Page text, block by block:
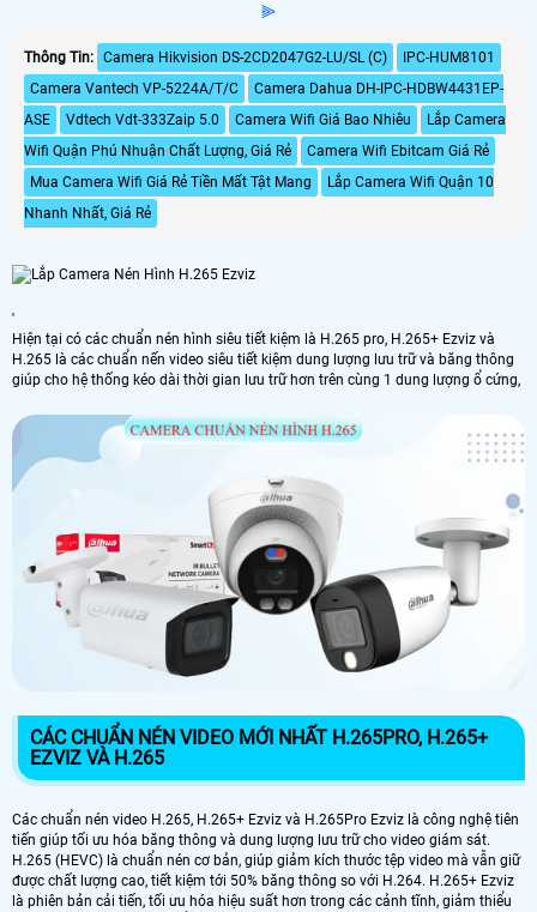
⫸
Thông Tin: Camera Hikvision DS-2CD2047G2-LU/SL (C)
IPC-HUM8101
Camera Vantech VP-5224A/T/C
Camera Dahua DH-IPC-HDBW4431EP-
ASE
Vdtech Vdt-333Zaip 5.0 Camera Wifi Giá Bao Nhiêu
Lắp Camera
Wifi Quận Phú Nhuận Chất Lượng, Giá Rẻ
Camera Wifi Ebitcam Giá Rẻ
Mua Camera Wifi Giá Rẻ Tiền Mất Tật Mang
Lắp Camera Wifi Quận 10
Nhanh Nhất, Giá Rẻ
'
Hiện tại có các chuẩn nén hình siêu tiết kiệm là H.265 pro, H.265+ Ezviz và
H.265 là các chuẩn nến video siêu tiết kiệm dung lượng lưu trữ và băng thông
giúp cho hệ thống kéo dài thời gian lưu trữ hơn trên cùng 1 dung lượng ổ cứng,
CÁC CHUẨN NÉN VIDEO MỚI NHẤT H.265PRO, H.265+
EZVIZ VÀ H.265
Các chuẩn nén video H.265, H.265+ Ezviz và H.265Pro Ezviz là công nghệ tiên
tiến giúp tối ưu hóa băng thông và dung lượng lưu trữ cho video giám sát.
H.265 (HEVC) là chuẩn nén cơ bản, giúp giảm kích thước tệp video mà vẫn giữ
được chất lượng cao, tiết kiệm tới 50% băng thông so với H.264. H.265+ Ezviz
là phiên bản cải tiến, tối ưu hóa hiệu suất hơn trong các cảnh tĩnh, giảm thiểu